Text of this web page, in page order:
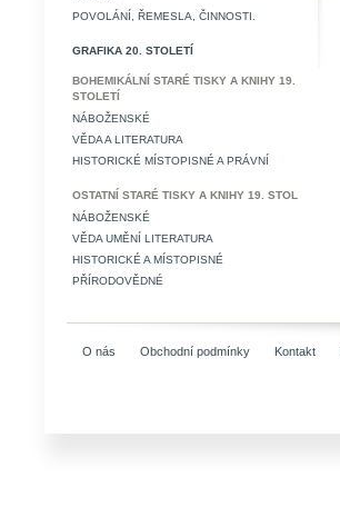
POVOLÁNÍ, ŘEMESLA, ČINNOSTI.
GRAFIKA 20. STOLETÍ
BOHEMIKÁLNÍ STARÉ TISKY A KNIHY 19.
STOLETÍ
NÁBOŽENSKÉ
VĚDA A LITERATURA
HISTORICKÉ MÍSTOPISNÉ A PRÁVNÍ
OSTATNÍ STARÉ TISKY A KNIHY 19. STOL
NÁBOŽENSKÉ
VĚDA UMĚNÍ LITERATURA
HISTORICKÉ A MÍSTOPISNÉ
PŘÍRODOVĚDNÉ
O nás Obchodní podmínky Kontakt